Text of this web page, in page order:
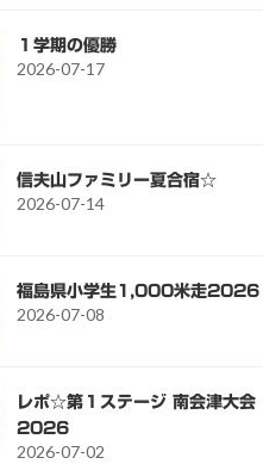
１学期の優勝
2026-07-17
信夫山ファミリー夏合宿☆
2026-07-14
福島県小学生1,000米走2026
2026-07-08
レポ☆第１ステージ 南会津大会
2026
2026-07-02